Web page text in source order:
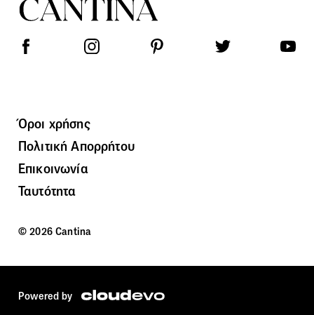
Όροι χρήσης
Πολιτική Απορρήτου
Επικοινωνία
Ταυτότητα
© 2026 Cantina
Powered by